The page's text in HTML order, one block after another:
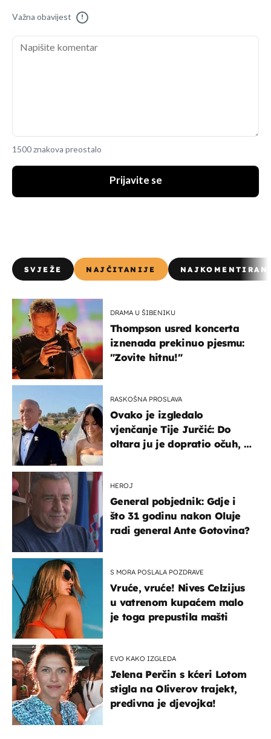
Važna obavijest !
1500 znakova preostalo
Prijavite se
SVJEŽE NAJČITANIJE
DRAMA U ŠIBENIKU
Thompson usred koncerta
iznenada prekinuo pjesmu:
"Zovite hitnu!"
RASKOŠNA PROSLAVA
Ovako je izgledalo
vjenčanje Tije Jurčić: Do
oltara ju je dopratio očuh, a
HEROJ
General pobjednik: Gdje i
što 31 godinu nakon Oluje
radi general Ante Gotovina?
S MORA POSLALA POZDRAVE
Vruće, vruće! Nives Celzijus
u vatrenom kupaćem malo
je toga prepustila mašti
EVO KAKO IZGLEDA
Jelena Perčin s kćeri Lotom
stigla na Oliverov trajekt,
predivna je djevojka!